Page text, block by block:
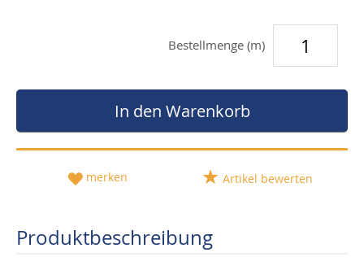
Bestellmenge (m)
In den Warenkorb
merken Artikel bewerten
Produktbeschreibung